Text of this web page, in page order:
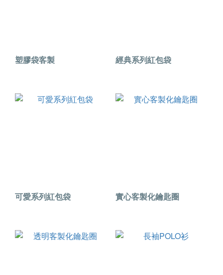
塑膠袋客製 經典系列紅包袋
可愛系列紅包袋 實心客製化鑰匙圈